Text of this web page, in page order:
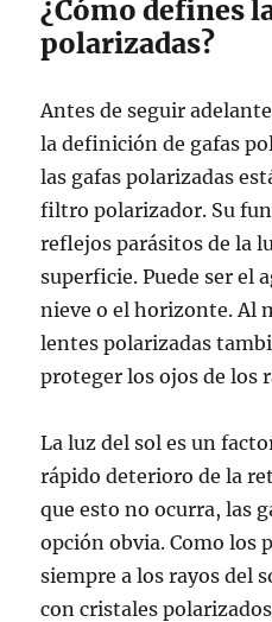
¿Cómo defines
polarizadas?
Antes de seguir
la definición de gafas
las gafas polarizadas
filtro polarizador. Su
reflejos parásitos de la
superficie. Puede ser el
nieve o el horizonte. Al
lentes polarizadas
proteger los ojos de los
La luz del sol es un
rápido deterioro de la
que esto no ocurra, las
opción obvia. Como los
siempre a los rayos del
con cristales